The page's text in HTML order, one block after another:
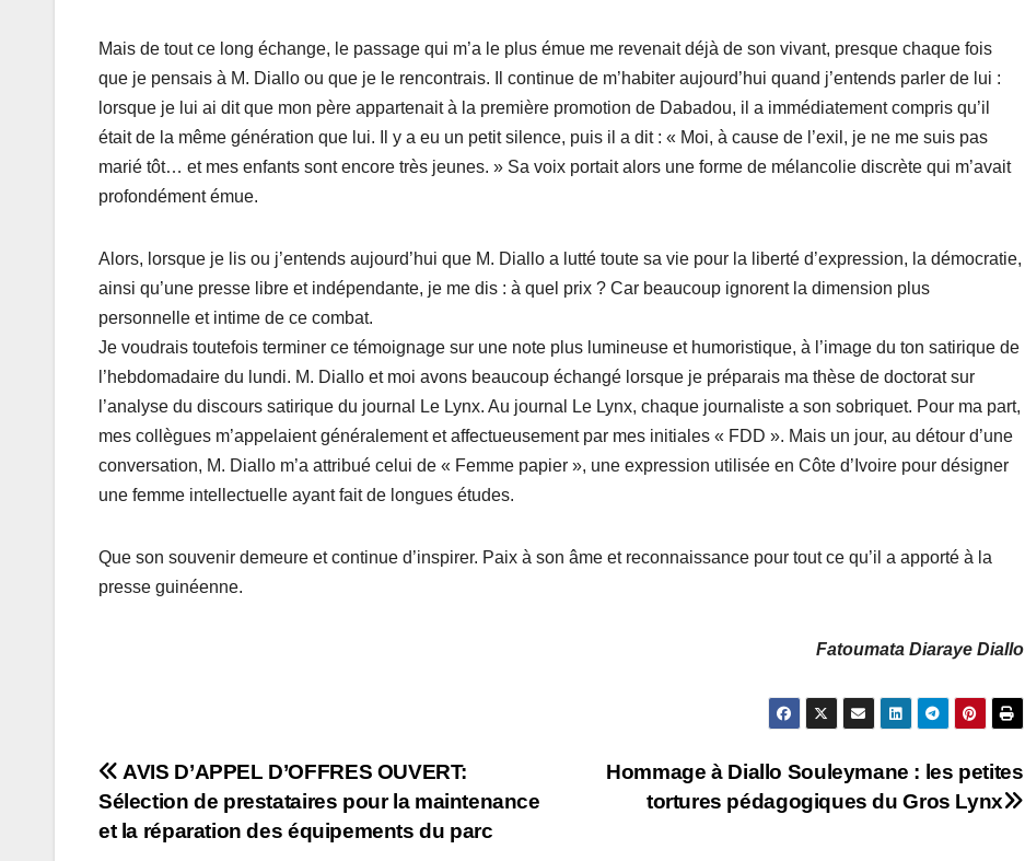
Mais de tout ce long échange, le passage qui m’a le plus émue me revenait déjà de son vivant, presque chaque fois
que je pensais à M. Diallo ou que je le rencontrais. Il continue de m’habiter aujourd’hui quand j’entends parler de lui :
lorsque je lui ai dit que mon père appartenait à la première promotion de Dabadou, il a immédiatement compris qu’il
était de la même génération que lui. Il y a eu un petit silence, puis il a dit : « Moi, à cause de l’exil, je ne me suis pas
marié tôt… et mes enfants sont encore très jeunes. » Sa voix portait alors une forme de mélancolie discrète qui m’avait
profondément émue.
Alors, lorsque je lis ou j’entends aujourd’hui que M. Diallo a lutté toute sa vie pour la liberté d’expression, la démocratie,
ainsi qu’une presse libre et indépendante, je me dis : à quel prix ? Car beaucoup ignorent la dimension plus
personnelle et intime de ce combat.
Je voudrais toutefois terminer ce témoignage sur une note plus lumineuse et humoristique, à l’image du ton satirique de
l’hebdomadaire du lundi. M. Diallo et moi avons beaucoup échangé lorsque je préparais ma thèse de doctorat sur
l’analyse du discours satirique du journal Le Lynx. Au journal Le Lynx, chaque journaliste a son sobriquet. Pour ma part,
mes collègues m’appelaient généralement et affectueusement par mes initiales « FDD ». Mais un jour, au détour d’une
conversation, M. Diallo m’a attribué celui de « Femme papier », une expression utilisée en Côte d’Ivoire pour désigner
une femme intellectuelle ayant fait de longues études.
Que son souvenir demeure et continue d’inspirer. Paix à son âme et reconnaissance pour tout ce qu’il a apporté à la
presse guinéenne.
Fatoumata Diaraye Diallo
Navigation
de
Hommage à Diallo Souleymane : les petites
tortures pédagogiques du Gros Lynx
AVIS D’APPEL D’OFFRES OUVERT:
Sélection de prestataires pour la maintenance
et la réparation des équipements du parc